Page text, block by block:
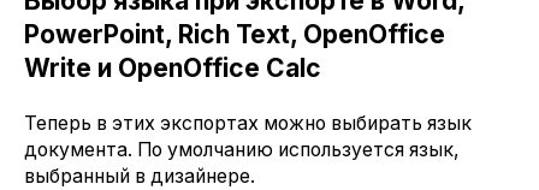
PowerPoint, Rich Text, OpenOffice
Write и OpenOffice Calc
Теперь в этих экспортах можно выбирать язык
документа. По умолчанию используется язык,
выбранный в дизайнере.